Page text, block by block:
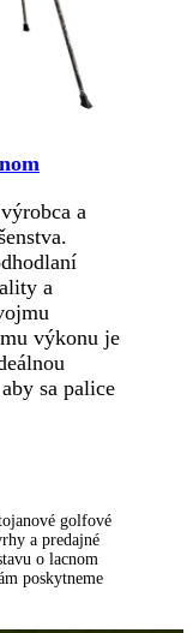
a
a
výkonu je
sa palice
golfové
a predajné
o lacnom
poskytneme